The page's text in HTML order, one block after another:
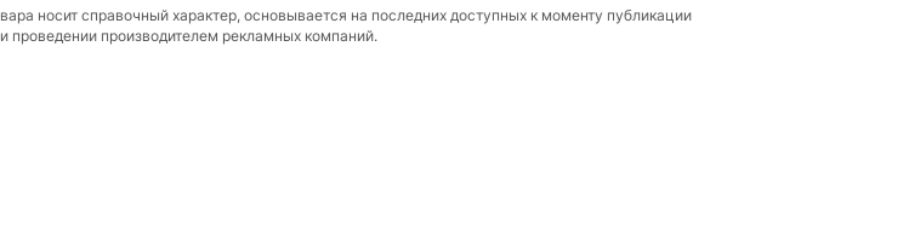
носит справочный характер, основывается на последних доступных к моменту публикации
проведении производителем рекламных компаний.